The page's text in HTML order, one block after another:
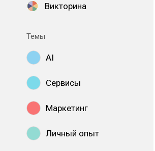
Викторина
Темы
AI
Сервисы
Маркетинг
Личный опыт